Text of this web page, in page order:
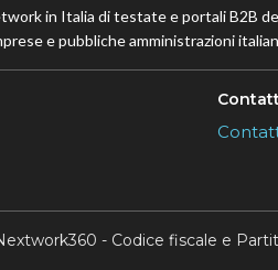
in Italia di testate e portali B2B
e pubbliche amministrazioni
- Codice fiscale e